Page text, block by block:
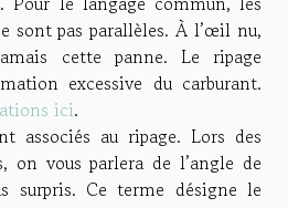
sont pas parallèles. À l’œil nu,
cette panne. Le ripage
excessive du carburant.
ici.
associés au ripage. Lors des
on vous parlera de l’angle de
surpris. Ce terme désigne le